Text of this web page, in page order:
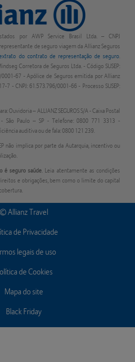
por AWP Service Brasil Ltda. – CNPJ
de seguro viagem da Allianz Seguros
do contrato de representação de seguro.
Corretora de Seguros Ltda. - Código SUSEP:
0001-67 - Apólice de Seguros emitida por Allianz
7 - CNPJ: 61.573.796/0001-66 - Processo SUSEP:
Ouvidoria – ALLIANZ SEGUROS S/A - Caixa Postal
São Paulo – SP - Telefone: 0800 771 3313 -
auditiva ou de fala: 0800 121 239.
não implica por parte da Autarquia, incentivo ou
é seguro saúde. Leia atentamente as condições
e obrigações, bem como o limite do capital
© Allianz Travel
de Privacidade
legais de uso
de Cookies
Mapa do site
Black Friday